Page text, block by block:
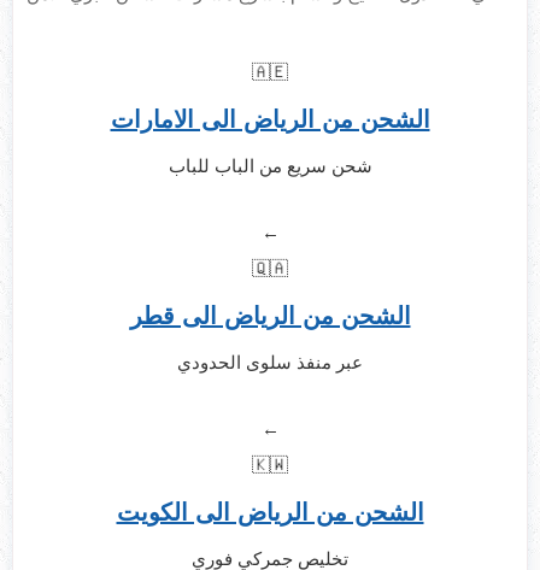
🇦🇪
الشحن من الرياض الى الامارات
شحن سريع من الباب للباب
←
🇶🇦
الشحن من الرياض الى قطر
عبر منفذ سلوى الحدودي
←
🇰🇼
الشحن من الرياض الى الكويت
تخليص جمركي فوري